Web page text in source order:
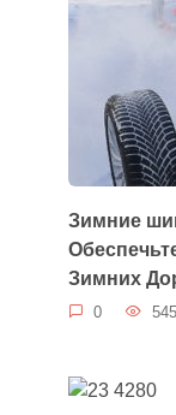
Зимние
Зимних
0 545